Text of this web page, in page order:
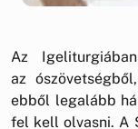
Az
az
ebből legalább
fel kell olvasni. A